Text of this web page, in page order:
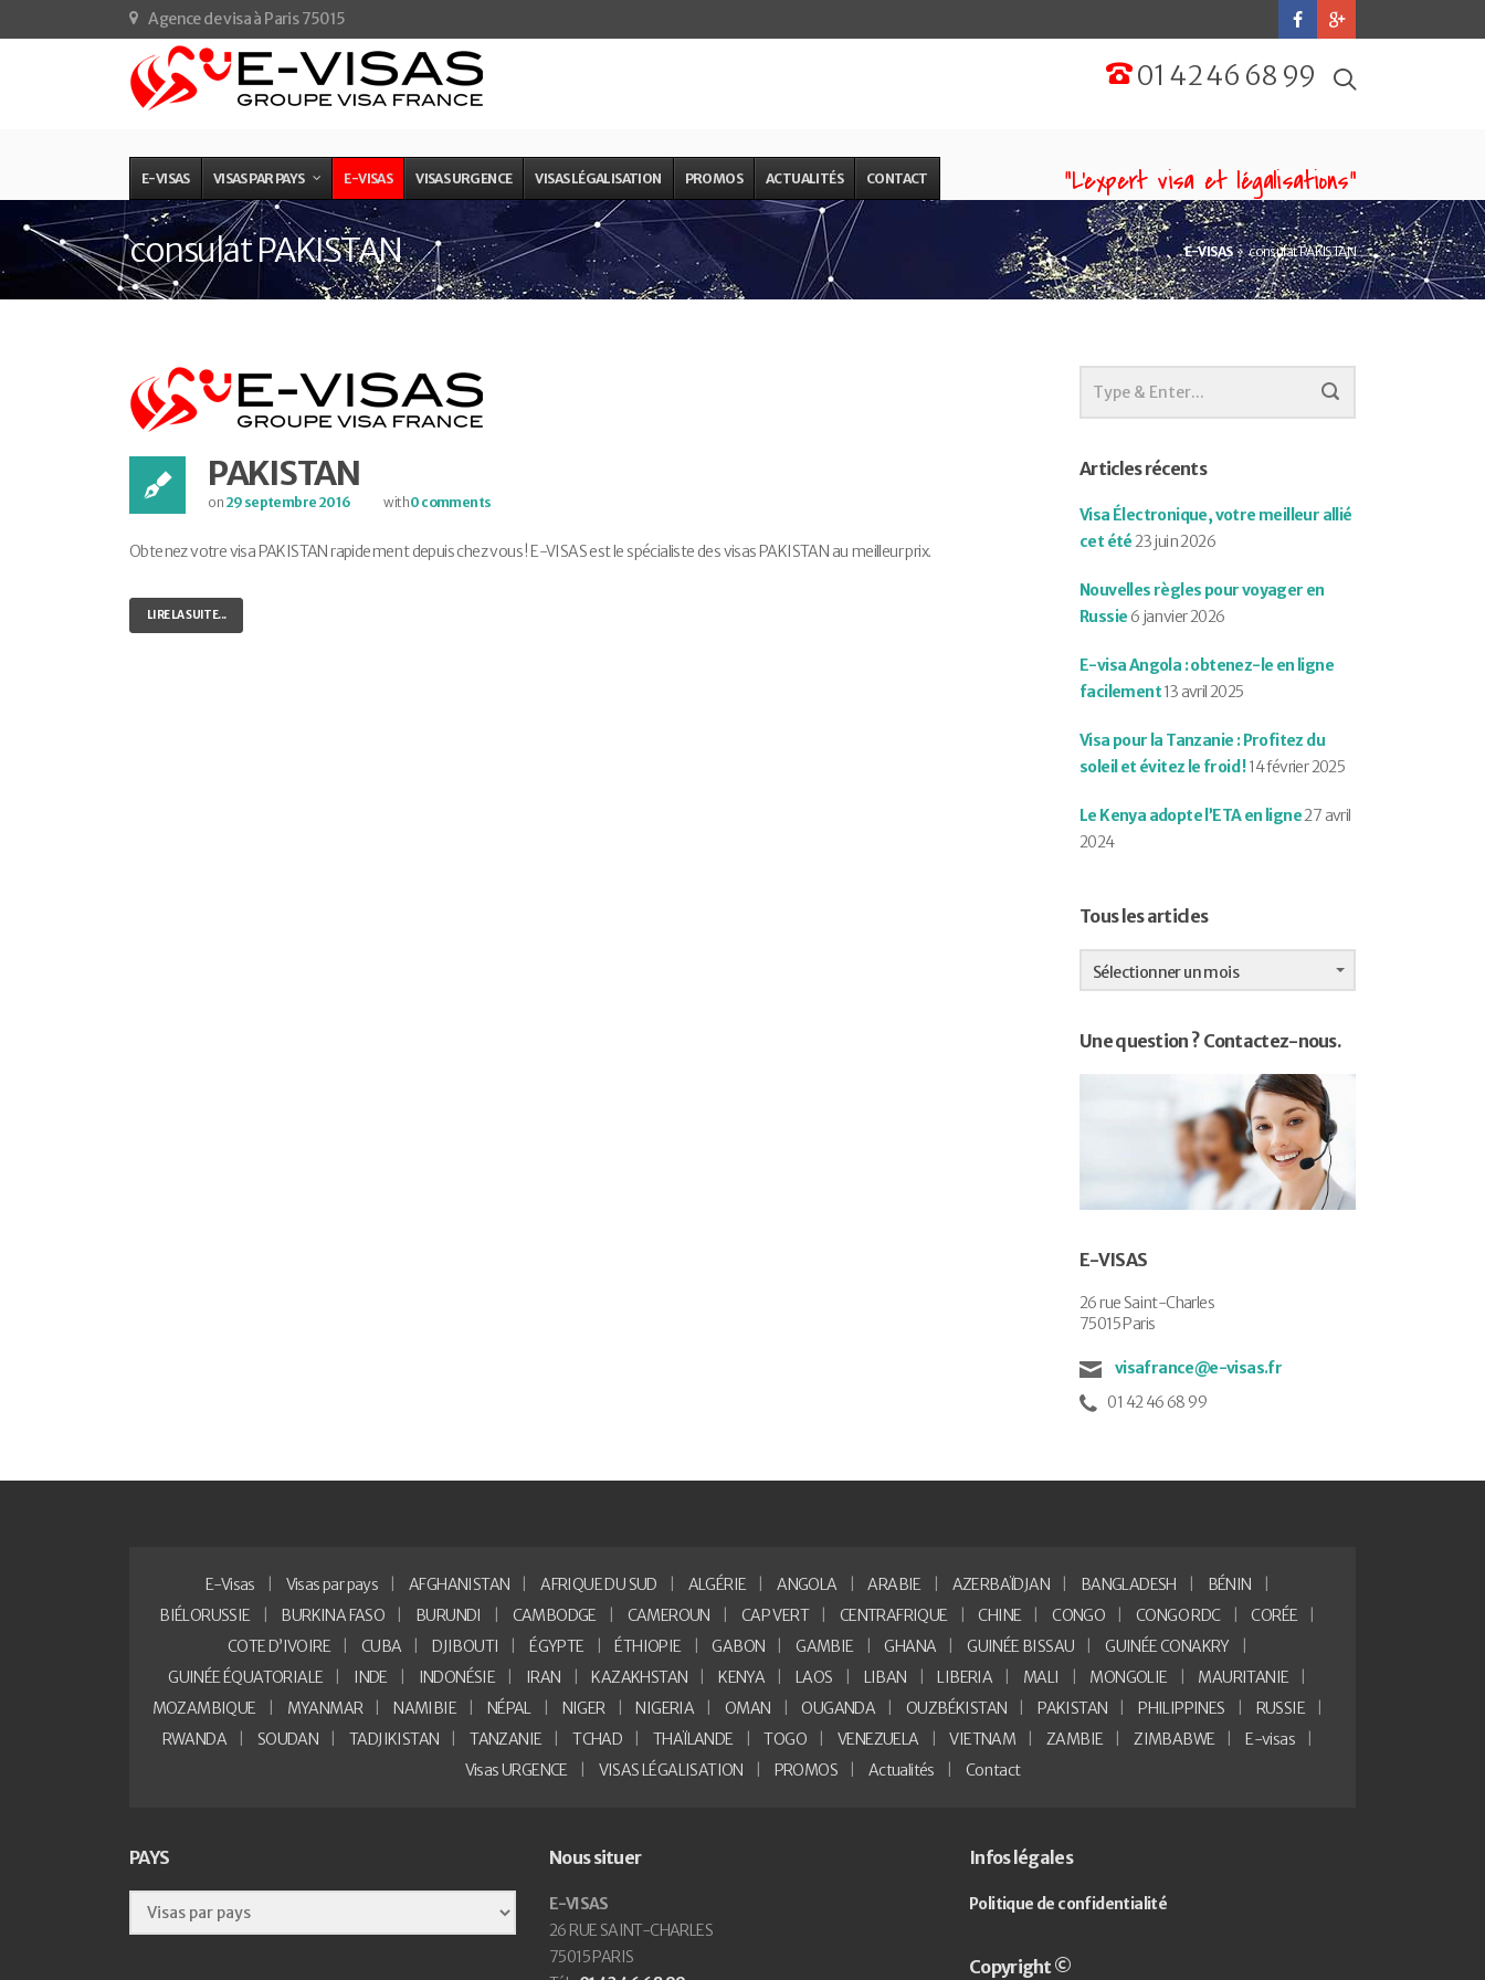
Agence de visa à Paris 75015
01 42 46 68 99
E-VISAS VISAS PAR PAYS E-VISAS VISAS URGENCE VISAS LÉGALISATION PROMOS ACTUALITÉS CONTACT “L'expert visa et légalisations”
consulat PAKISTAN E-VISAS consulat PAKISTAN
PAKISTAN
on 29 septembre 2016 with0 comments
Obtenez votre visa PAKISTAN rapidement depuis chez vous ! E-VISAS est le spécialiste des visas PAKISTAN au meilleur prix.
LIRE LA SUITE...
Articles récents
Visa Électronique, votre meilleur allié
cet été23 juin 2026
Nouvelles règles pour voyager en
Russie 6 janvier 2026
E-visa Angola : obtenez-le en ligne
facilement13 avril 2025
Visa pour la Tanzanie : Profitez du
soleil et évitez le froid !14 février 2025
Le Kenya adopte l’ETA en ligne27 avril
2024
Tous les articles
Tous
les
articles
Sélectionner un mois
Une question ? Contactez-nous.
E-VISAS
26 rue Saint-Charles
75015 Paris
visafrance@e-visas.fr
01 42 46 68 99
E-Visas Visas par pays AFGHANISTAN AFRIQUE DU SUD ALGÉRIE ANGOLA ARABIE AZERBAÏDJAN BANGLADESH
BÉNIN
BIÉLORUSSIE
BURKINA FASO BURUNDI CAMBODGE CAMEROUN CAP VERT CENTRAFRIQUE CHINE CONGO CONGO RDC
CORÉE
COTE D’IVOIRE
CUBA DJIBOUTI ÉGYPTE ÉTHIOPIE GABON GAMBIE GHANA GUINÉE BISSAU
GUINÉE CONAKRY
GUINÉE ÉQUATORIALE
INDE INDONÉSIE IRAN KAZAKHSTAN KENYA LAOS LIBAN LIBERIA MALI MONGOLIE
MAURITANIE
MOZAMBIQUE
MYANMAR NAMIBIE NÉPAL NIGER NIGERIA OMAN OUGANDA OUZBÉKISTAN PAKISTAN PHILIPPINES
RUSSIE
RWANDA
SOUDAN TADJIKISTAN TANZANIE TCHAD THAÏLANDE TOGO VENEZUELA VIETNAM ZAMBIE ZIMBABWE
E-visas
Visas URGENCE
VISAS LÉGALISATION PROMOS Actualités Contact
PAYS Nous situer
E-VISAS
26 RUE SAINT-CHARLES
75015 PARIS
Infos légales
Politique de confidentialité
Copyright ©